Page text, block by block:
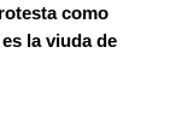
como
la viuda de